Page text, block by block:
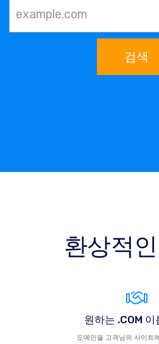
검색
환상적
원하는 .COM 이
도메인을 고객님의 사이트